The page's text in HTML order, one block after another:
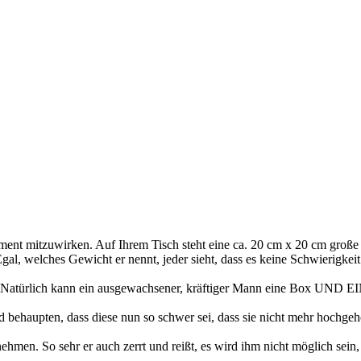
mitzuwirken. Auf Ihrem Tisch steht eine ca. 20 cm x 20 cm
welches Gewicht er nennt, jeder sieht, dass es keine
kann ein ausgewachsener, kräftiger Mann eine Box UND
dass diese nun so schwer sei, dass sie nicht mehr
So sehr er auch zerrt und reißt, es wird ihm nicht möglich